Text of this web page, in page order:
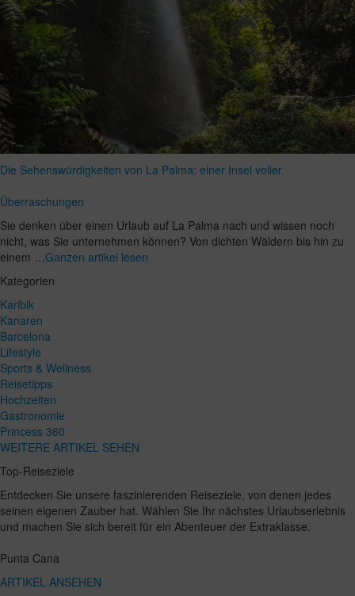
Die Sehenswürdigkeiten von La Palma: einer Insel voller
Überraschungen
Sie denken über einen Urlaub auf La Palma nach und wissen noch
nicht, was Sie unternehmen können? Von dichten Wäldern bis hin zu
einem …Ganzen artikel lesen
Kategorien
Karibik
Kanaren
Barcelona
Lifestyle
Sports & Wellness
Reisetipps
Hochzeiten
Gastronomie
Princess 360
WEITERE ARTIKEL SEHEN
Top-Reiseziele
Entdecken Sie unsere faszinierenden Reiseziele, von denen jedes
seinen eigenen Zauber hat. Wählen Sie Ihr nächstes Urlaubserlebnis
und machen Sie sich bereit für ein Abenteuer der Extraklasse.
Punta Cana
ARTIKEL ANSEHEN